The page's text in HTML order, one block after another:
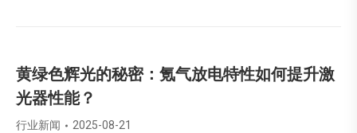
黄绿色辉光的秘密：氪气放电特性如何提升激
光器性能？
行业新闻 2025-08-21